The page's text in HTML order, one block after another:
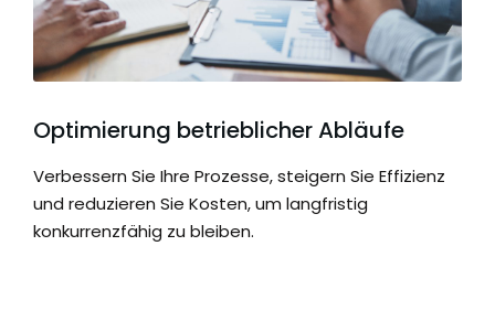
Optimierung betrieblicher Abläufe
Verbessern Sie Ihre Prozesse, steigern Sie Effizienz
und reduzieren Sie Kosten, um langfristig
konkurrenzfähig zu bleiben.